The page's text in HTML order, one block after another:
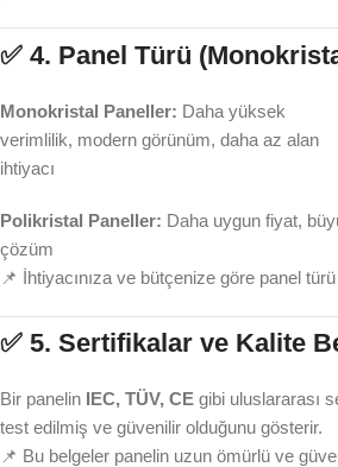
✅ 4. Panel Türü
Monokristal Paneller: Daha yüksek
verimlilik, modern görünüm, daha az alan
ihtiyacı
Polikristal Paneller: Daha uygun fiyat,
çözüm
📌 İhtiyacınıza ve bütçenize göre panel
✅ 5. Sertifikalar ve Kalite
Bir panelin IEC, TÜV, CE gibi uluslararası
test edilmiş ve güvenilir olduğunu gösterir.
📌 Bu belgeler panelin uzun ömürlü ve